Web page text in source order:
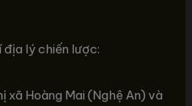
địa lý chiến lược:
xã Hoàng Mai (Nghệ An) và